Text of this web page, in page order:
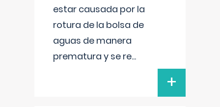
estar causada por la
rotura de la bolsa de
aguas de manera
prematura y se re...
+